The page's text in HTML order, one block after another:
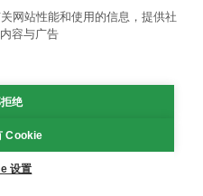
网站性能和使用的信息，提供社
容与广告
绝
Cookie
设置